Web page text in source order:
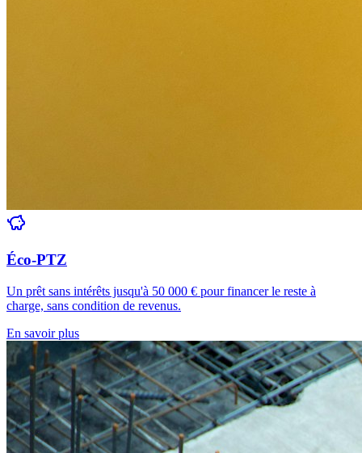
Éco-PTZ
Un prêt sans intérêts jusqu'à 50 000 € pour financer le reste à
charge, sans condition de revenus.
En savoir plus